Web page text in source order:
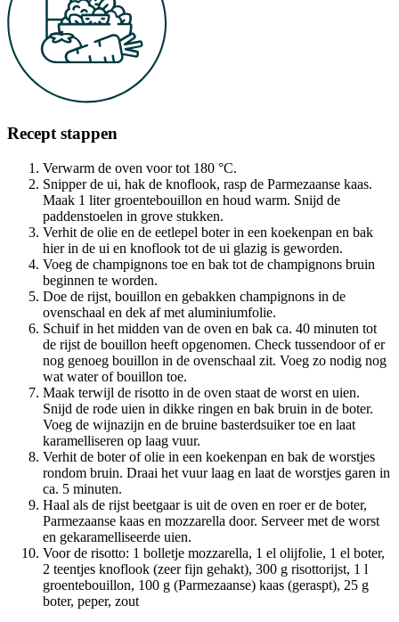
Recept stappen
Verwarm de oven voor tot 180 °C.
Snipper de ui, hak de knoflook, rasp de Parmezaanse kaas.
Maak 1 liter groentebouillon en houd warm. Snijd de
paddenstoelen in grove stukken.
Verhit de olie en de eetlepel boter in een koekenpan en bak
hier in de ui en knoflook tot de ui glazig is geworden.
Voeg de champignons toe en bak tot de champignons bruin
beginnen te worden.
Doe de rijst, bouillon en gebakken champignons in de
ovenschaal en dek af met aluminiumfolie.
Schuif in het midden van de oven en bak ca. 40 minuten tot
de rijst de bouillon heeft opgenomen. Check tussendoor of er
nog genoeg bouillon in de ovenschaal zit. Voeg zo nodig nog
wat water of bouillon toe.
Maak terwijl de risotto in de oven staat de worst en uien.
Snijd de rode uien in dikke ringen en bak bruin in de boter.
Voeg de wijnazijn en de bruine basterdsuiker toe en laat
karamelliseren op laag vuur.
Verhit de boter of olie in een koekenpan en bak de worstjes
rondom bruin. Draai het vuur laag en laat de worstjes garen in
ca. 5 minuten.
Haal als de rijst beetgaar is uit de oven en roer er de boter,
Parmezaanse kaas en mozzarella door. Serveer met de worst
en gekaramelliseerde uien.
Voor de risotto: 1 bolletje mozzarella, 1 el olijfolie, 1 el boter,
2 teentjes knoflook (zeer fijn gehakt), 300 g risottorijst, 1 l
groentebouillon, 100 g (Parmezaanse) kaas (geraspt), 25 g
boter, peper, zout